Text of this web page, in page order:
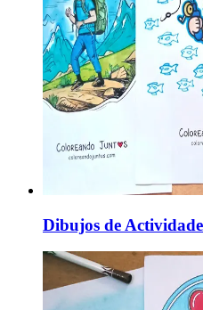
Dibujos de